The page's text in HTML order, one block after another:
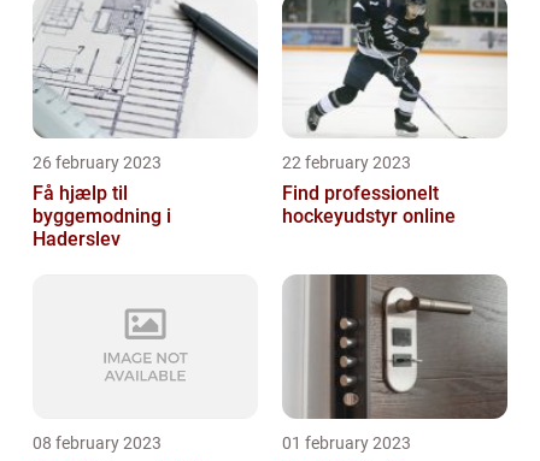
26 february 2023
Få hjælp til
byggemodning i
Haderslev
22 february 2023
Find professionelt
hockeyudstyr online
08 february 2023 01 february 2023